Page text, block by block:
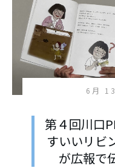
6月
第４回川
すいいリビ
が広報で